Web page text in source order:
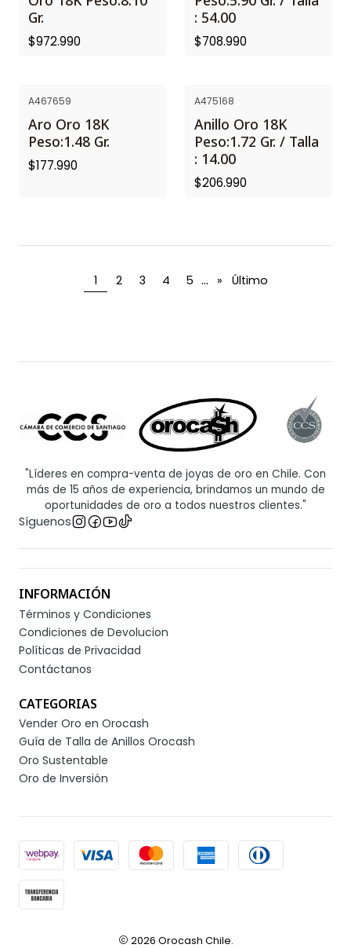
Gr.
$972.990
: 54.00
$708.990
A467659
Aro Oro 18K
Peso:1.48 Gr.
$177.990
A475168
Anillo Oro 18K
Peso:1.72 Gr. / Talla
: 14.00
$206.990
1 2 3 4 5 ... » Último
"Líderes en compra-venta de joyas de oro en Chile. Con
más de 15 años de experiencia, brindamos un mundo de
oportunidades de oro a todos nuestros clientes."
Síguenos
INFORMACIÓN
Términos y Condiciones
Condiciones de Devolucion
Políticas de Privacidad
Contáctanos
CATEGORIAS
Vender Oro en Orocash
Guía de Talla de Anillos Orocash
Oro Sustentable
Oro de Inversión
2026 Orocash Chile.